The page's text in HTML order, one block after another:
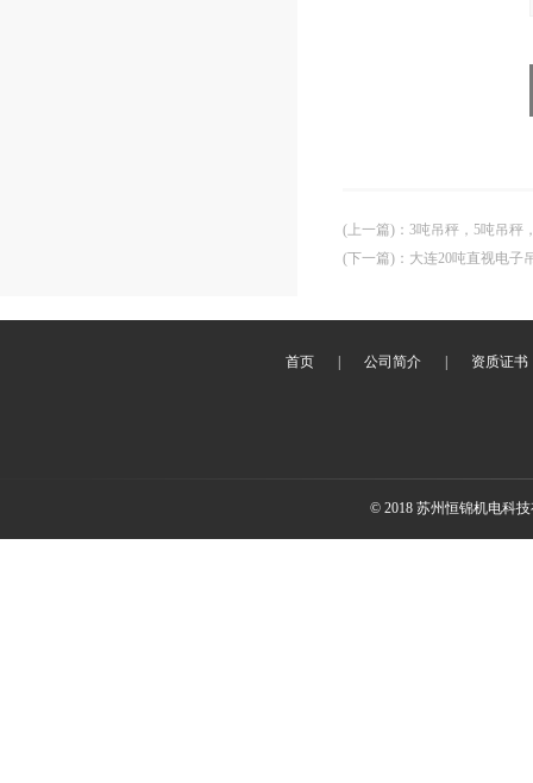
(上一篇) ： 3吨吊秤，5吨吊秤
(下一篇) ： 大连20吨直视电子
首页 公司简介 资质证书
© 2018 苏州恒锦机电科